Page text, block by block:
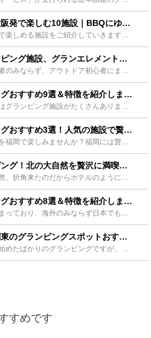
グランピングを大阪発で楽しむ10施設｜BBQにゆったり宿泊！近郊のおすすめも - Leisurego(レジャーゴー)
グランピングを大阪で楽しめる施設をご紹介していきます。大阪のグランピングは美味しい料理を中心に、宿泊できるところはその分とても豪華で他とは違ったグランピング体験ができるのが最大の魅力！今回は特別に大...
米原の大型グランピング施設、グランエレメントを徹底解説！ - Leisurego(レジャーゴー)
近年アウトドア愛好者のみならず、アウトドア初心者にまで大流行しているグランピング。ここでは２０１７年６月滋賀県の山東敷地内にオープンした「GLAMP ELEMENT]を中心に、グランピングの魅力を徹...
兵庫のグランピングおすすめ9選＆特徴を紹介します！贅沢な時間を過ごそう！ - Leisurego(レジャーゴー)
兵庫県は関西県内ではグランピング施設がたくさんあります。大阪・四国・広島方面などからのアクセスが便利で海と山の豊かな自然が広がる兵庫県のグランピングを楽しみませんか？道具や食材の準備もいらず、全てお...
福岡のグランピングおすすめ3選！人気の施設で贅沢な時間を過ごそう！ - Leisurego(レジャーゴー)
流行のグランピングを福岡で楽しみませんか？福岡には贅沢な時間を過ごせるグランピング施設が豊富にあります。そこでこの記事では、福岡のおすすめグランピング施設や、シーズン、グランピングを行う際に気を付け...
北海道でグランピング！北の大自然を贅沢に満喫できるおすすめ15選 - Leisurego(レジャーゴー)
北海道といえば大自然、折角来たのだからホテルのように快適に大自然を満喫できるグランピングはいかがですか?グランピング人気を受けて北海道でもグランピングを楽しめる施設が増えてきたので、今回はより思い出...
東北のグランピングおすすめ8選＆特徴を紹介します！ 贅沢な時間を過ごそう！ - Leisurego(レジャーゴー)
近年人気が徐々に高まっており、海外のみならず日本でも浸透してきているグランピング。そんなグランピングを、自然豊かな東北地方で体験ができ、楽しむことのできるおすすめスポットと特徴を紹介します！東北地方...
贅沢キャンプ！関東のグランピングスポットおすすめをご紹介 - Leisurego(レジャーゴー)
日本でもまだ流行り始めたばかりのグランピングですが、そもそもグランピングとはどういうものなのか、はたまた、どういった場所を選べばいいのか分からないという方も多いと思います。今回は、関東地方にあるグラ...
すめです